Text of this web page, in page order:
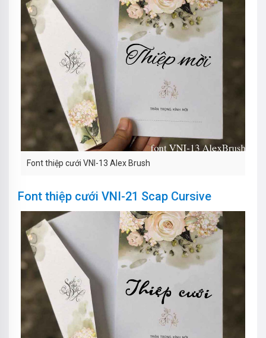
Font thiệp cưới VNI-13 Alex Brush
Font thiệp cưới VNI-21 Scap Cursive